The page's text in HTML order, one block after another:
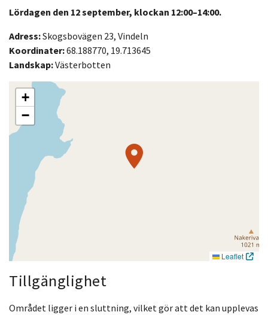
Lördagen den 12 september, klockan 12:00–14:00.
Adress:Skogsbovägen 23, Vindeln
Koordinater:68.188770, 19.713645
Landskap:Västerbotten
+
−
Leaflet
Tillgänglighet
Området ligger i en sluttning, vilket gör att det kan upplevas